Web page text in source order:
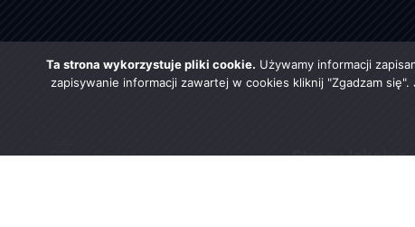
Strony lokalne
Ta strona wykorzystuje pliki cookie. Używamy informacji
zapisywanie informacji zawartej w cookies kliknij "Zgadzam